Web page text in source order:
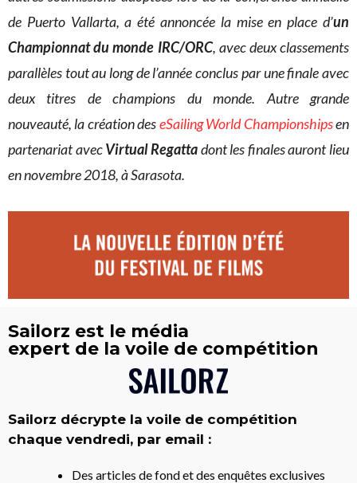
de Puerto Vallarta, a été annoncée la mise en place d’un
Championnat du monde IRC/ORC, avec deux classements
parallèles tout au long de l’année conclus par une finale avec
deux titres de champions du monde. Autre grande
nouveauté, la création deseSailing World Championshipsen
partenariat avecVirtual Regattadont les finales auront lieu
en novembre 2018, à Sarasota.
Sailorz est le média
expert de la voile de compétition
Sailorz décrypte la voile de compétition
chaque vendredi, par email :
Des articles de fond et des enquêtes exclusives